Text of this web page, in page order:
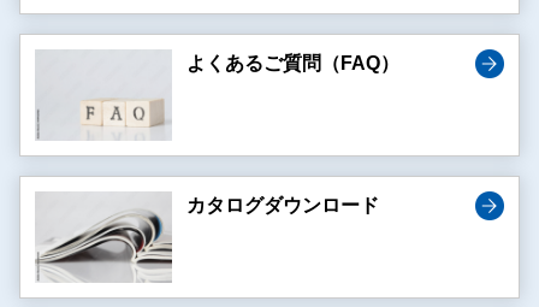
よくあるご質問（FAQ）
カタログダウンロード